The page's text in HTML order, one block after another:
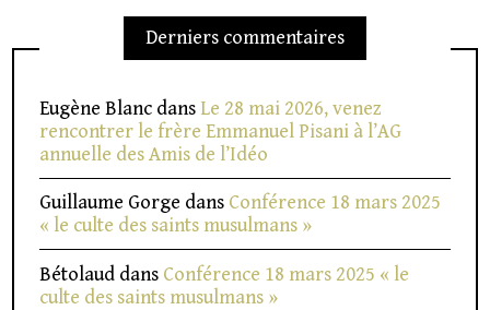
Derniers commentaires
Eugène Blancdans Le 28 mai 2026, venez
rencontrer le frère Emmanuel Pisani à l’AG
annuelle des Amis de l’Idéo
Guillaume Gorge dans Conférence 18 mars 2025
« le culte des saints musulmans »
Bétolauddans Conférence 18 mars 2025 « le
culte des saints musulmans »